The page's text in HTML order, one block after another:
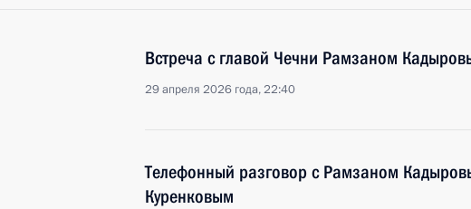
Встреча с главой Чечни Рамзаном
29 апреля 2026 года, 22:40
Телефонный разговор с Рамзаном
Куренковым